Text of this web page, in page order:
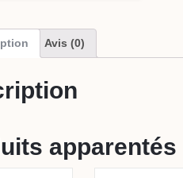
Avis (0)
apparentés